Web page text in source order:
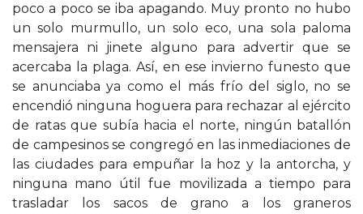
poco a poco se iba apagando. Muy pronto no hubo
un solo murmullo, un solo eco, una sola paloma
mensajera ni jinete alguno para advertir que se
acercaba la plaga. Así, en ese invierno funesto que
se anunciaba ya como el más frío del siglo, no se
encendió ninguna hoguera para rechazar al ejército
de ratas que subía hacia el norte, ningún batallón
de campesinos se congregó en las inmediaciones de
las ciudades para empuñar la hoz y la antorcha, y
ninguna mano útil fue movilizada a tiempo para
trasladar los sacos de grano a los graneros